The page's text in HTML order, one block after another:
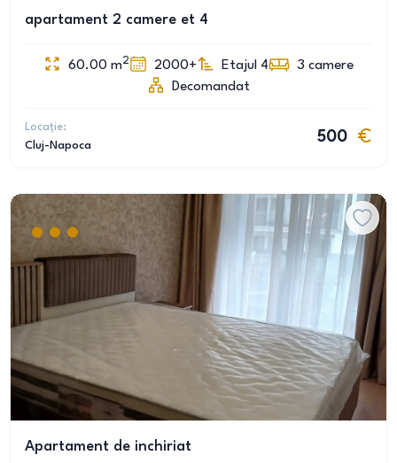
apartament 2 camere et 4
60.00 m2 2000+ Etajul 4 3 camere
Decomandat
Locație:
Cluj-Napoca
500
Apartament de inchiriat